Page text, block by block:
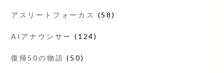
アスリートフォーカス (58)
AIアナウンサー (124)
復帰50の物語 (50)